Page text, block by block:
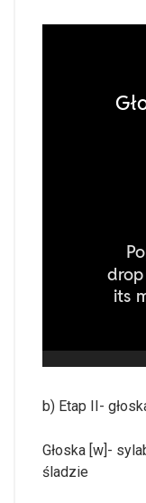
b) Etap II-
Głoska [w]-
śladzie